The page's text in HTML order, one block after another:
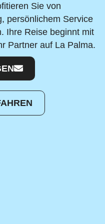
Sie von
persönlichem Service
Ihre Reise beginnt mit
Partner auf La Palma.